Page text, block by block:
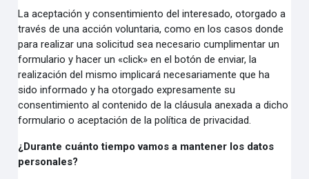
La aceptación y consentimiento del interesado, otorgado a
través de una acción voluntaria, como en los casos donde
para realizar una solicitud sea necesario cumplimentar un
formulario y hacer un «click» en el botón de enviar, la
realización del mismo implicará necesariamente que ha
sido informado y ha otorgado expresamente su
consentimiento al contenido de la cláusula anexada a dicho
formulario o aceptación de la política de privacidad.
¿Durante cuánto tiempo vamos a mantener los datos
personales?